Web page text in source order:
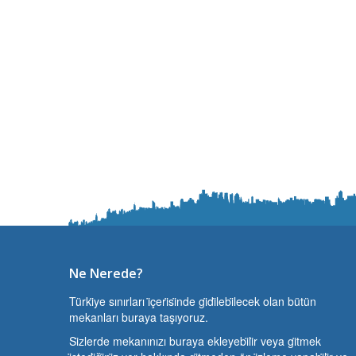
Ne Nerede?
Türki̇ye sınırları i̇çeri̇si̇nde gi̇di̇lebi̇lecek olan bütün
mekanları buraya taşıyoruz.
Si̇zlerde mekanınızı buraya ekleyebi̇li̇r veya gi̇tmek